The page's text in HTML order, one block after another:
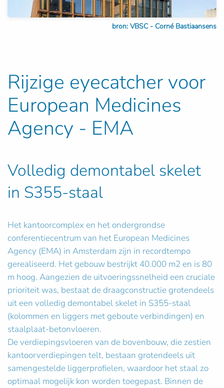
bron: VBSC - Corné Bastiaansens
Rijzige eyecatcher voor
European Medicines
Agency - EMA
Volledig demontabel skelet
in S355-staal
Het kantoorcomplex en het ondergrondse
conferentiecentrum van het European Medicines
Agency (EMA) in Amsterdam zijn in recordtempo
gerealiseerd. Het gebouw bestrijkt 40.000 m2 en is 80
m hoog. Aangezien de uitvoeringssnelheid een cruciale
prioriteit was, bestaat de draagconstructie grotendeels
uit een volledig demontabel skelet in S355-staal
(kolommen en liggers met geboute verbindingen) en
staalplaat-betonvloeren.
De verdiepingsvloeren van de bovenbouw, die zestien
kantoorverdiepingen telt, bestaan grotendeels uit
samengestelde liggerprofielen, waardoor het staal zo
optimaal mogelijk kon worden toegepast. Binnen de